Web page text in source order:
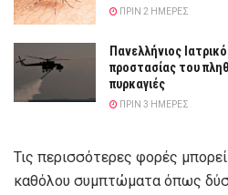
ΠΡΙΝ 2 ΗΜΈΡΕΣ
Πανελλήνιος
προστασίας του
πυρκαγιές
ΠΡΙΝ 3 ΗΜΈΡΕΣ
Τις περισσότερες φορές
καθόλου συμπτώματα όπως